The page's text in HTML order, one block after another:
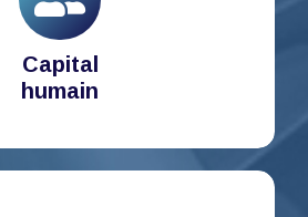
Capital
humain